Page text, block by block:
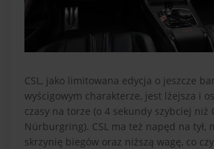
CSL, jako limitowana edycja o jeszcze
wyścigowym charakterze, jest lżejsza i
czasy na torze (o 4 sekundy szybciej niż
Nürburgring). CSL ma też napęd na tył,
skrzynię biegów oraz niższą wagę, co